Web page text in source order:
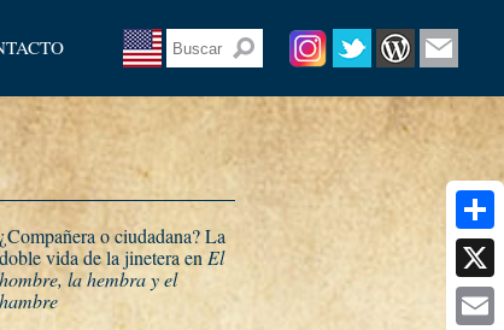
o ciudadana? La
doble vida de la jinetera en El
hombre, la hembra y el
hambre
Share
X